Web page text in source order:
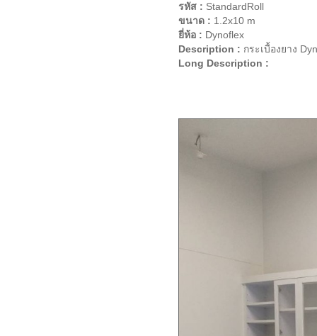
รหัส : StandardRoll
ขนาด : 1.2x10 m
ยี่ห้อ : Dynoflex
Description : กระเบื้องยาง
Long Description :